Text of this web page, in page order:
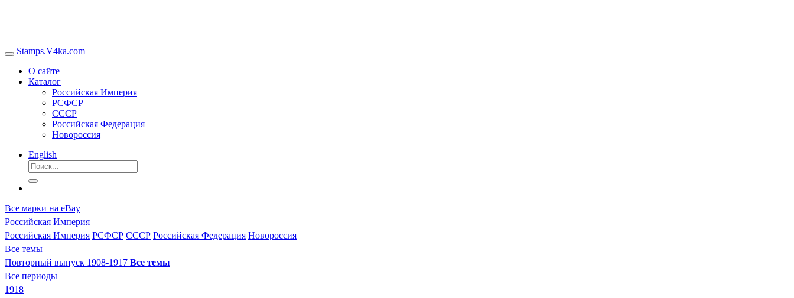
Stamps.V4ka.com
О сайте
Каталог
Российская Империя
РСФСР
СССР
Российская Федерация
Новороссия
English
Все марки на eBay
Российская Империя
Российская Империя РСФСР СССР Российская Федерация Новороссия
Все темы
Повторный выпуск 1908-1917 Все темы
Все периоды
1918